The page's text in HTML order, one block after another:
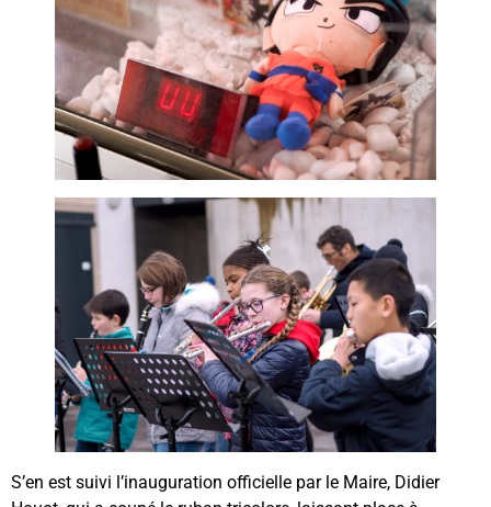
S’en est suivi l’inauguration officielle par le Maire, Didier